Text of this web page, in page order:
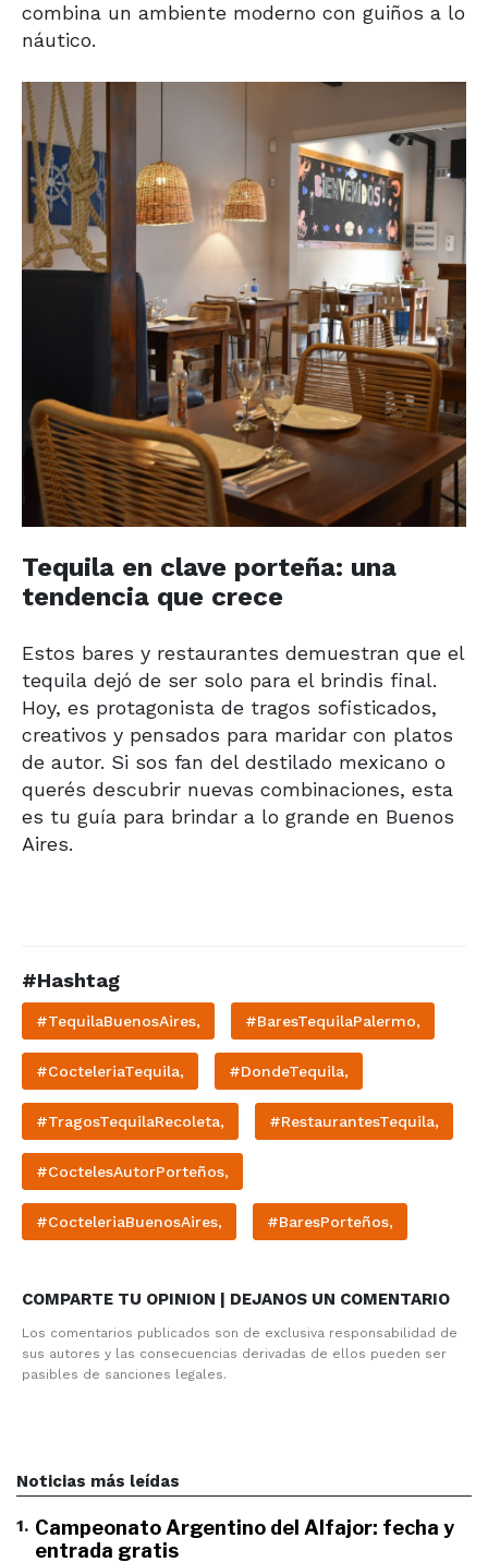
combina un ambiente moderno con guiños a lo
náutico.
Tequila en clave porteña: una
tendencia que crece
Estos bares y restaurantes demuestran que el
tequila dejó de ser solo para el brindis final.
Hoy, es protagonista de tragos sofisticados,
creativos y pensados para maridar con platos
de autor. Si sos fan del destilado mexicano o
querés descubrir nuevas combinaciones, esta
es tu guía para brindar a lo grande en Buenos
Aires.
#Hashtag
#TequilaBuenosAires, #BaresTequilaPalermo,
#CocteleriaTequila, #DondeTequila,
#TragosTequilaRecoleta, #RestaurantesTequila,
#CoctelesAutorPorteños,
#CocteleriaBuenosAires, #BaresPorteños,
COMPARTE TU OPINION | DEJANOS UN COMENTARIO
Los comentarios publicados son de exclusiva responsabilidad de
sus autores y las consecuencias derivadas de ellos pueden ser
pasibles de sanciones legales.
Noticias más leídas
1. Campeonato Argentino del Alfajor: fecha y
entrada gratis